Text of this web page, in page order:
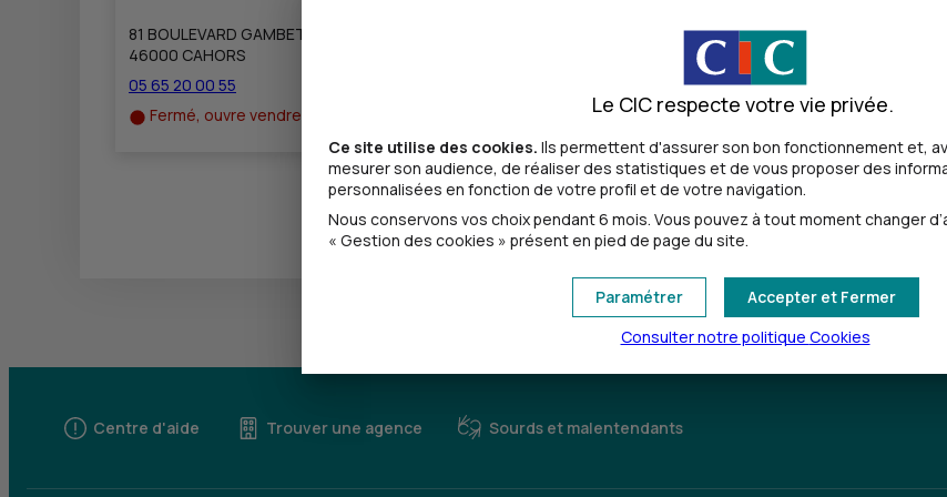
81 BOULEVARD GAMBETTA
46000 CAHORS
05 65 20 00 55
Fermé, ouvre vendredi à 8h45
Toutes les localités
Centre d'aide Trouver une agence Sourds et malentendants
Le CIC respecte votre vie privée.
Ce site utilise des cookies. Ils permettent d'assurer son bon fonctionnement et,
mesurer son audience, de réaliser des statistiques et de vous proposer des
personnalisées en fonction de votre profil et de votre navigation.
Nous conservons vos choix pendant 6 mois. Vous pouvez à tout moment changer
« Gestion des cookies » présent en pied de page du site.
Accepter et Fermer
Paramétrer
Consulter notre politique Cookies